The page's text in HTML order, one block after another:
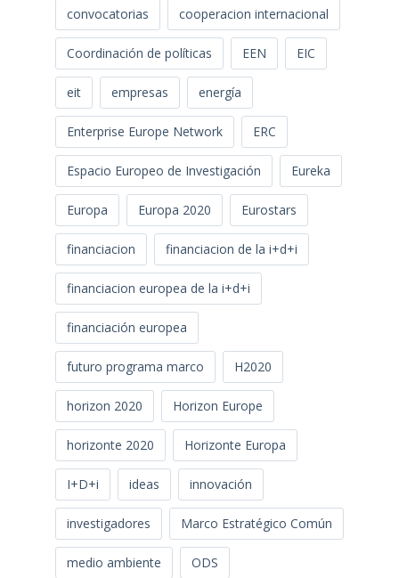
convocatorias cooperacion internacional
Coordinación de políticas EEN EIC
eit empresas energía
Enterprise Europe Network ERC
Espacio Europeo de Investigación Eureka
Europa Europa 2020 Eurostars
financiacion financiacion de la i+d+i
financiacion europea de la i+d+i
financiación europea
futuro programa marco H2020
horizon 2020 Horizon Europe
horizonte 2020 Horizonte Europa
I+D+i ideas innovación
investigadores Marco Estratégico Común
medio ambiente ODS